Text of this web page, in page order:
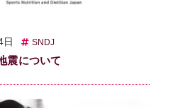
日 SNDJ
震について